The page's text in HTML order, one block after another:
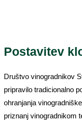
Postavitev
Društvo vinogradnikov
pripravilo tradicionalno
ohranjanja
priznanj vinogradnikom